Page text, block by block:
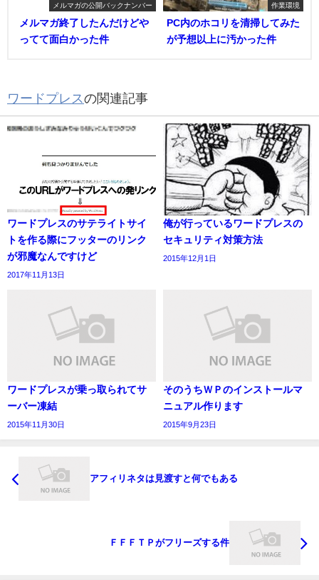
メルマガの公開バックナンバー
メルマガ終了したんだけどや
ってて面白かった件
作業環境
PC内のホコリを清掃してみた
が予想以上に汚かった件
ワードプレス の関連記事
ワードプレスのサテライトサイ
トを作る際にフッターのリンク
が邪魔なんですけど
2017年11月13日
俺が行っているワードプレスの
セキュリティ対策方法
2015年12月1日
ワードプレスが乗っ取られてサ
ーバー凍結
2015年11月30日
そのうちＷＰのインストールマ
ニュアル作ります
2015年9月23日
アフィリネタは見渡すと何でもある
ＦＦＦＴＰがフリーズする件